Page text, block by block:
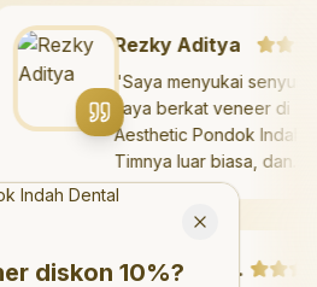
Rezky Aditya
"Saya menyukai
saya berkat veneer di
Aesthetic Pondok
Timnya luar biasa,
hasilnya melebihi
saya. Saya tersenyum
hari."
<strong>10%</strong>?
diskon 10%?
Close